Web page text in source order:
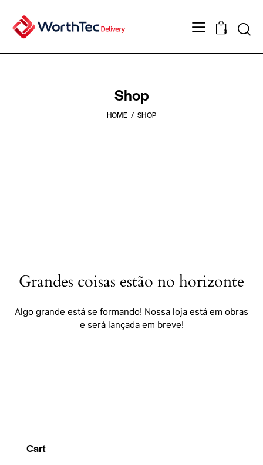
0
Shop
HOME SHOP
Grandes coisas estão no horizonte
Algo grande está se formando! Nossa loja está em obras
e será lançada em breve!
Cart